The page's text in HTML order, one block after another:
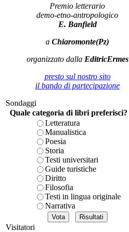
Premio letterario
demo-etno-antropologico
E. Banfield
a Chiaromonte(Pz)
organizzato dalla EditricErmes
presto sul nostro sito
il bando di partecipazione
Sondaggi
Quale categoria di libri preferisci?
Letteratura
Manualistica
Poesia
Storia
Testi universitari
Guide turistiche
Diritto
Filosofia
Testi in lingua originale
Narrativa
Visitatori